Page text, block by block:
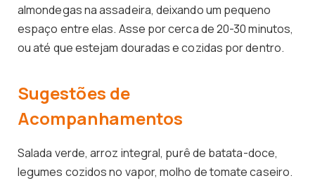
almondegas na assadeira, deixando um pequeno
espaço entre elas. Asse por cerca de 20-30 minutos,
ou até que estejam douradas e cozidas por dentro.
Sugestões de
Acompanhamentos
Salada verde, arroz integral, purê de batata-doce,
legumes cozidos no vapor, molho de tomate caseiro.